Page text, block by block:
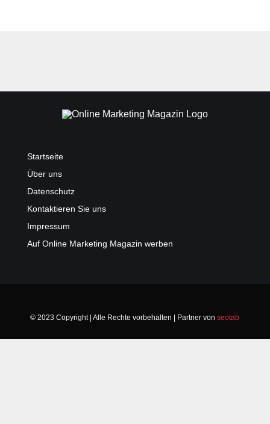
Startseite
Über uns
Datenschutz
Kontaktieren Sie uns
Impressum
Auf Online Marketing Magazin werben
© 2023 Copyright | Alle Rechte vorbehalten | Partner vonseotab